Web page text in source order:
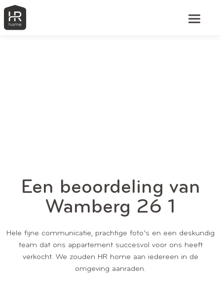
Een beoordeling van
Wamberg 26 1
Hele fijne communicatie, prachtige foto’s en een deskundig
team dat ons appartement succesvol voor ons heeft
verkocht. We zouden HR home aan iedereen in de
omgeving aanraden.